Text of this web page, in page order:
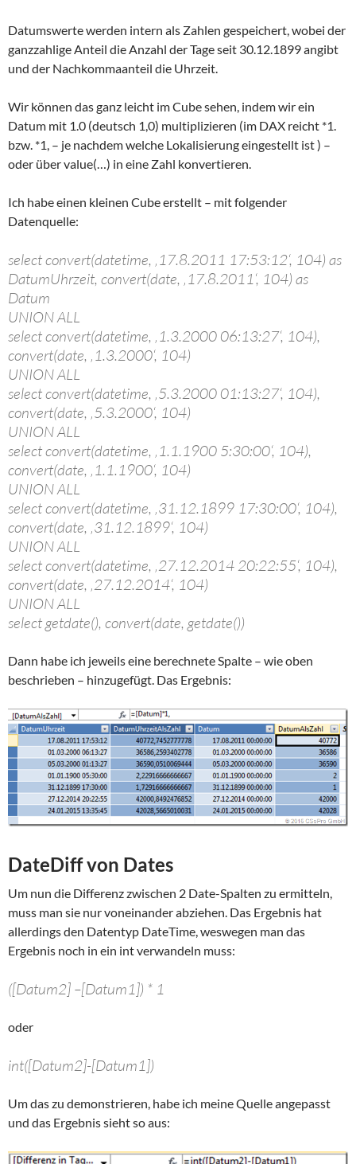
Datumswerte werden intern als Zahlen gespeichert, wobei der
ganzzahlige Anteil die Anzahl der Tage seit 30.12.1899 angibt
und der Nachkommaanteil die Uhrzeit.
Wir können das ganz leicht im Cube sehen, indem wir ein
Datum mit 1.0 (deutsch 1,0) multiplizieren (im DAX reicht *1.
bzw. *1, – je nachdem welche Lokalisierung eingestellt ist ) –
oder über value(…) in eine Zahl konvertieren.
Ich habe einen kleinen Cube erstellt – mit folgender
Datenquelle:
select convert(datetime, ‚17.8.2011 17:53:12‘, 104) as
DatumUhrzeit, convert(date, ‚17.8.2011‘, 104) as
Datum
UNION ALL
select convert(datetime, ‚1.3.2000 06:13:27‘, 104),
convert(date, ‚1.3.2000‘, 104)
UNION ALL
select convert(datetime, ‚5.3.2000 01:13:27‘, 104),
convert(date, ‚5.3.2000‘, 104)
UNION ALL
select convert(datetime, ‚1.1.1900 5:30:00‘, 104),
convert(date, ‚1.1.1900‘, 104)
UNION ALL
select convert(datetime, ‚31.12.1899 17:30:00‘, 104),
convert(date, ‚31.12.1899‘, 104)
UNION ALL
select convert(datetime, ‚27.12.2014 20:22:55‘, 104),
convert(date, ‚27.12.2014‘, 104)
UNION ALL
select getdate(), convert(date, getdate())
Dann habe ich jeweils eine berechnete Spalte – wie oben
beschrieben – hinzugefügt. Das Ergebnis:
DateDiff von Dates
Um nun die Differenz zwischen 2 Date-Spalten zu ermitteln,
muss man sie nur voneinander abziehen. Das Ergebnis hat
allerdings den Datentyp DateTime, weswegen man das
Ergebnis noch in ein int verwandeln muss:
([Datum2] –[Datum1]) * 1
oder
int([Datum2]-[Datum1])
Um das zu demonstrieren, habe ich meine Quelle angepasst
und das Ergebnis sieht so aus: